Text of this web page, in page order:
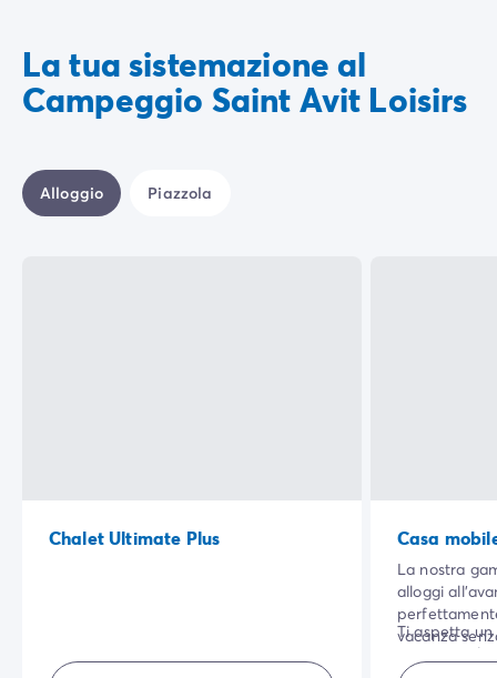
La tua sistemazione al
Campeggio Saint Avit Loisirs
Alloggio Piazzola
Chalet Ultimate Plus Casa
La nostra
alloggi
vacanza
delle
Ti aspetta
campeggio!